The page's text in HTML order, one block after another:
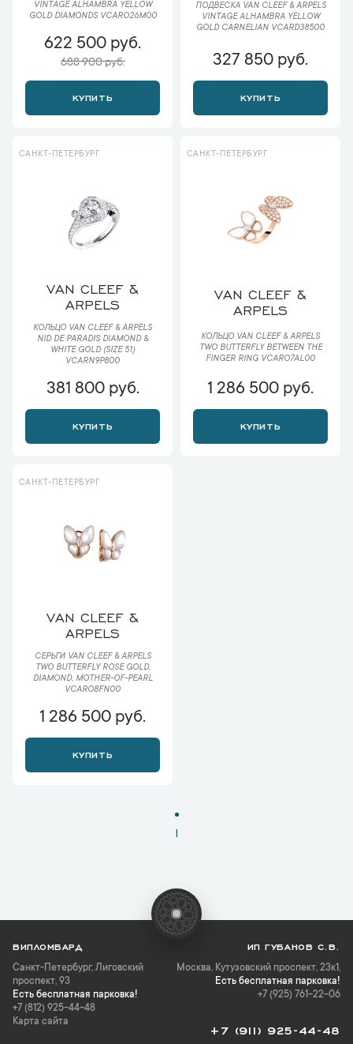
VINTAGE ALHAMBRA YELLOW
GOLD DIAMONDS VCARO26M00
622 500 руб.
688 900 руб.
КУПИТЬ
ПОДВЕСКА VAN CLEEF & ARPELS
VINTAGE ALHAMBRA YELLOW
GOLD CARNELIAN VCARD38500
327 850 руб.
КУПИТЬ
САНКТ-ПЕТЕРБУРГ
VAN CLEEF &
ARPELS
КОЛЬЦО VAN CLEEF & ARPELS
NID DE PARADIS DIAMOND &
WHITE GOLD (SIZE 51)
VCARN9P800
381 800 руб.
КУПИТЬ
САНКТ-ПЕТЕРБУРГ
VAN CLEEF &
ARPELS
КОЛЬЦО VAN CLEEF & ARPELS
TWO BUTTERFLY BETWEEN THE
FINGER RING VCARO7AL00
1 286 500 руб.
КУПИТЬ
САНКТ-ПЕТЕРБУРГ
VAN CLEEF &
ARPELS
СЕРЬГИ VAN CLEEF & ARPELS
TWO BUTTERFLY ROSE GOLD,
DIAMOND, MOTHER-OF-PEARL
VCARO8FN00
1 286 500 руб.
КУПИТЬ
1
ВИПЛОМБАРД
Санкт-Петербург, Лиговский
проспект, 93
Есть бесплатная парковка!
+7 (812) 925-44-48
Карта сайта
ИП ГУБАНОВ С.В.
Москва, Кутузовский проспект, 23к1,
Есть бесплатная парковка!
+7 (925) 761-22-06
+7 (911) 925-44-48